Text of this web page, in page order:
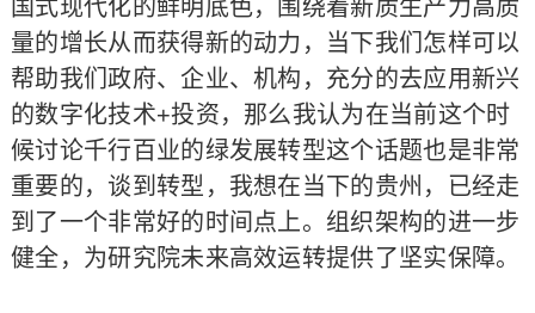
国式现代化的鲜明底色，围绕着新质生产力高质
量的增长从而获得新的动力，当下我们怎样可以
帮助我们政府、企业、机构，充分的去应用新兴
的数字化技术+投资，那么我认为在当前这个时
候讨论千行百业的绿发展转型这个话题也是非常
重要的，谈到转型，我想在当下的贵州，已经走
到了一个非常好的时间点上。组织架构的进一步
健全，为研究院未来高效运转提供了坚实保障。